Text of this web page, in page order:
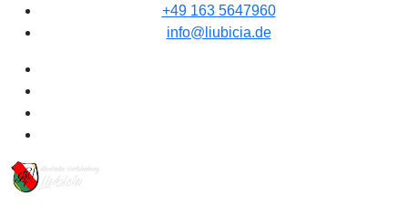
+49 163 5647960
info@liubicia.de